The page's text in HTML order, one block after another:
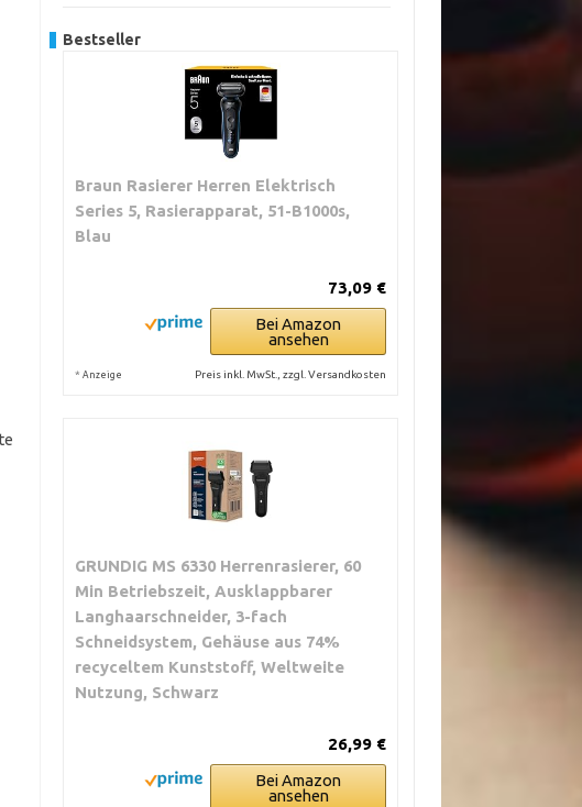
Bestseller
Braun Rasierer Herren Elektrisch
Series 5, Rasierapparat, 51-B1000s,
Blau
73,09 €
Bei Amazon
ansehen
* Anzeige Preis inkl. MwSt., zzgl. Versandkosten
GRUNDIG MS 6330 Herrenrasierer, 60
Min Betriebszeit, Ausklappbarer
Langhaarschneider, 3-fach
Schneidsystem, Gehäuse aus 74%
recyceltem Kunststoff, Weltweite
Nutzung, Schwarz
26,99 €
Bei Amazon
ansehen